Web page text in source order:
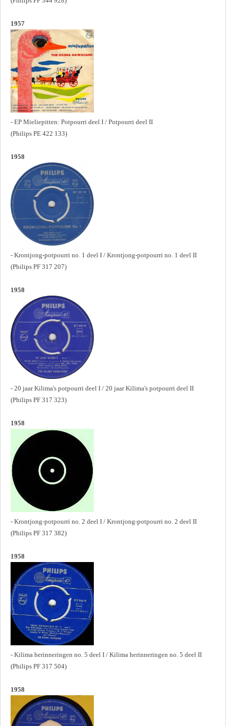
1957
- EP Mieliepitten: Potpourri deel I / Potpourri deel II
(Philips PE 422 133)
1958
- Krontjong-potpourri no. 1 deel I / Krontjong-potpourri no. 1 deel II
(Philips PF 317 207)
1958
- 20 jaar Kilima's potpourri deel I / 20 jaar Kilima's potpourri deel II
(Philips PF 317 323)
1958
- Krontjong-potpourri no. 2 deel I / Krontjong-potpourri no. 2 deel II
(Philips PF 317 382)
1958
- Kilima herinneringen no. 5 deel I / Kilima herinneringen no. 5 deel II
(Philips PF 317 504)
1958